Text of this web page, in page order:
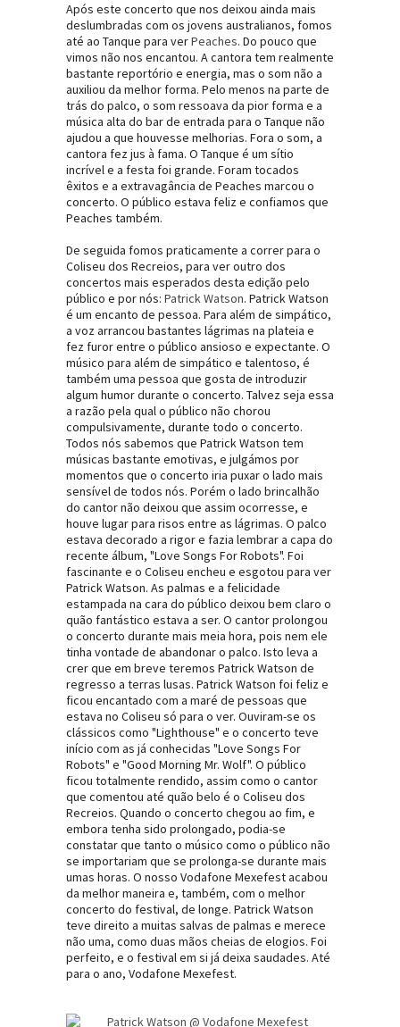
Após este concerto que nos deixou ainda mais
deslumbradas com os jovens australianos, fomos
até ao Tanque para verPeaches. Do pouco que
vimos não nos encantou. A cantora tem realmente
bastante reportório e energia, mas o som não a
auxiliou da melhor forma. Pelo menos na parte de
trás do palco, o som ressoava da pior forma e a
música alta do bar de entrada para o Tanque não
ajudou a que houvesse melhorias. Fora o som, a
cantora fez jus à fama. O Tanque é um sítio
incrível e a festa foi grande. Foram tocados
êxitos e a extravagância de Peaches marcou o
concerto. O público estava feliz e confiamos que
Peaches também.
De seguida fomos praticamente a correr para o
Coliseu dos Recreios, para ver outro dos
concertos mais esperados desta edição pelo
público e por nós: Patrick Watson. Patrick Watson
é um encanto de pessoa. Para além de simpático,
a voz arrancou bastantes lágrimas na plateia e
fez furor entre o público ansioso e expectante. O
músico para além de simpático e talentoso, é
também uma pessoa que gosta de introduzir
algum humor durante o concerto. Talvez seja essa
a razão pela qual o público não chorou
compulsivamente, durante todo o concerto.
Todos nós sabemos que Patrick Watson tem
músicas bastante emotivas, e julgámos por
momentos que o concerto iria puxar o lado mais
sensível de todos nós. Porém o lado brincalhão
do cantor não deixou que assim ocorresse, e
houve lugar para risos entre as lágrimas. O palco
estava decorado a rigor e fazia lembrar a capa do
recente álbum, "Love Songs For Robots". Foi
fascinante e o Coliseu encheu e esgotou para ver
Patrick Watson. As palmas e a felicidade
estampada na cara do público deixou bem claro o
quão fantástico estava a ser. O cantor prolongou
o concerto durante mais meia hora, pois nem ele
tinha vontade de abandonar o palco. Isto leva a
crer que em breve teremos Patrick Watson de
regresso a terras lusas. Patrick Watson foi feliz e
ficou encantado com a maré de pessoas que
estava no Coliseu só para o ver. Ouviram-se os
clássicos como "Lighthouse" e o concerto teve
início com as já conhecidas "Love Songs For
Robots" e "Good Morning Mr. Wolf". O público
ficou totalmente rendido, assim como o cantor
que comentou até quão belo é o Coliseu dos
Recreios. Quando o concerto chegou ao fim, e
embora tenha sido prolongado, podia-se
constatar que tanto o músico como o público não
se importariam que se prolonga-se durante mais
umas horas. O nosso Vodafone Mexefest acabou
da melhor maneira e, também, com o melhor
concerto do festival, de longe. Patrick Watson
teve direito a muitas salvas de palmas e merece
não uma, como duas mãos cheias de elogios. Foi
perfeito, e o festival em si já deixa saudades. Até
para o ano, Vodafone Mexefest.